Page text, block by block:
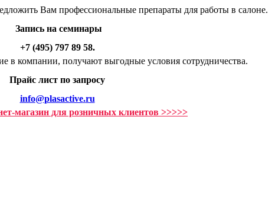
Вам профессиональные препараты для работы в салоне.
Запись на семинары
+7 (495) 797 89 58.
в компании, получают выгодные условия сотрудничества.
Прайс лист по запросу
info@plasactive.ru
магазин для розничных клиентов >>>>>